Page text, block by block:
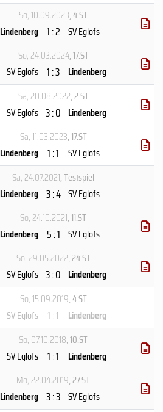
So, 10.09.2023, 4.ST
Lindenberg 1 : 2 SV Eglofs
So, 24.03.2024, 17.ST
SV Eglofs 1 : 3 Lindenberg
Sa, 20.08.2022, 2.ST
SV Eglofs 3 : 0 Lindenberg
Sa, 11.03.2023, 17.ST
Lindenberg 1 : 1 SV Eglofs
Sa, 24.07.2021, Testspiel
Lindenberg 3 : 4 SV Eglofs
So, 24.10.2021, 11.ST
Lindenberg 5 : 1 SV Eglofs
So, 29.05.2022, 24.ST
SV Eglofs 3 : 0 Lindenberg
So, 15.09.2019, 4.ST
SV Eglofs 1 : 1 Lindenberg
So, 07.10.2018, 10.ST
SV Eglofs 1 : 1
Lindenberg
Mo, 22.04.2019, 27.ST
Lindenberg 3 : 3 SV Eglofs